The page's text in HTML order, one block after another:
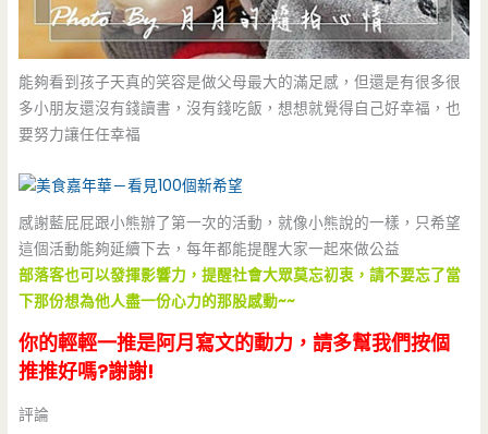
能夠看到孩子天真的笑容是做父母最大的滿足感，但還是有很多很
多小朋友還沒有錢讀書，沒有錢吃飯，想想就覺得自己好幸福，也
要努力讓任任幸福
感謝藍屁屁跟小熊辦了第一次的活動，就像小熊說的一樣，只希望
這個活動能夠延續下去，每年都能提醒大家一起來做公益
部落客也可以發揮影響力，提醒社會大眾莫忘初衷，請不要忘了當
下那份想為他人盡一份心力的那股感動~~
你的輕輕一推是阿月寫文的動力，請多幫我們按個
推推好嗎?謝謝!
評論